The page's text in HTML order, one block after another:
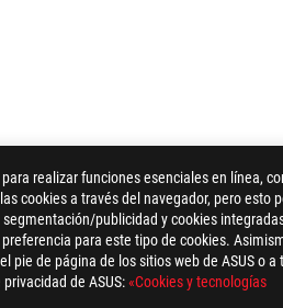
realizar funciones esenciales en línea,
cookies a través del navegador, pero esto
publicidad y cookies
para este tipo de cookies.
pie de página de los sitios web de ASUS o a
de ASUS:«Cookies y tecnologías